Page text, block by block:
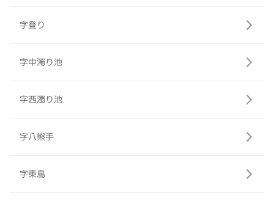
字登り
字中濁り池
字西濁り池
字八熊手
字東島